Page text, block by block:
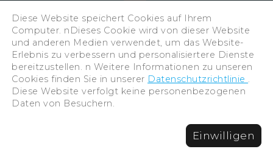
©Hiroshima Tourism Association /
Hiroshima Prefecture / Hiroshima City .
All rights reserved
Diese Website speichert Cookies auf Ihrem
Computer. nDieses Cookie wird von dieser Website
und anderen Medien verwendet, um das Website-
Erlebnis zu verbessern und personalisiertere Dienste
bereitzustellen. n Weitere Informationen zu unseren
Cookies finden Sie in unserer Datenschutzrichtlinie .
Diese Website verfolgt keine personenbezogenen
Daten von Besuchern.
Einwilligen